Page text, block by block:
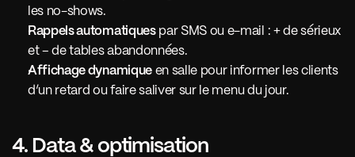
les no-shows.
Rappels automatiques par SMS ou e-mail : + de sérieux
et – de tables abandonnées.
Affichage dynamique en salle pour informer les clients
d’un retard ou faire saliver sur le menu du jour.
4. Data & optimisation